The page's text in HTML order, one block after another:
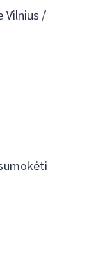
Vilnius /